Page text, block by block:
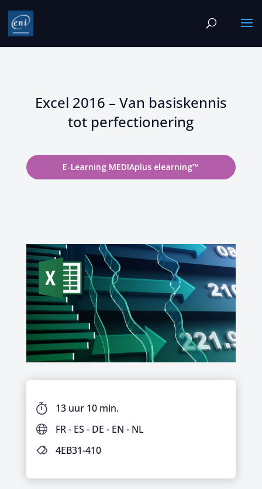
Excel 2016 – Van basiskennis
tot perfectionering
E-Learning MEDIAplus elearning™
13 uur 10 min.
FR - ES - DE - EN - NL
4EB31-410